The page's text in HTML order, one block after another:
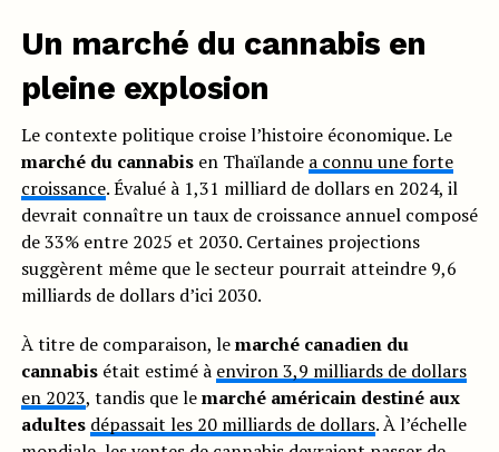
Un marché du cannabis en
pleine explosion
Le contexte politique croise l’histoire économique. Le
marché du cannabisen Thaïlande a connu une forte
croissance. Évalué à 1,31 milliard de dollars en 2024, il
devrait connaître un taux de croissance annuel composé
de 33% entre 2025 et 2030. Certaines projections
suggèrent même que le secteur pourrait atteindre 9,6
milliards de dollars d’ici 2030.
À titre de comparaison, lemarché canadien du
cannabisétait estimé à environ 3,9 milliards de dollars
en 2023, tandis que lemarché américain destiné aux
adultes dépassait les 20 milliards de dollars. À l’échelle